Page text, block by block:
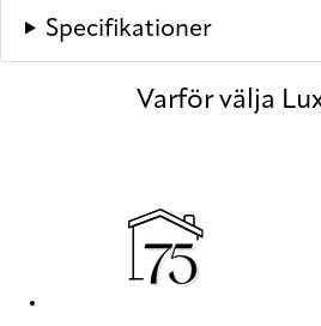
Specifikationer
Varför välja